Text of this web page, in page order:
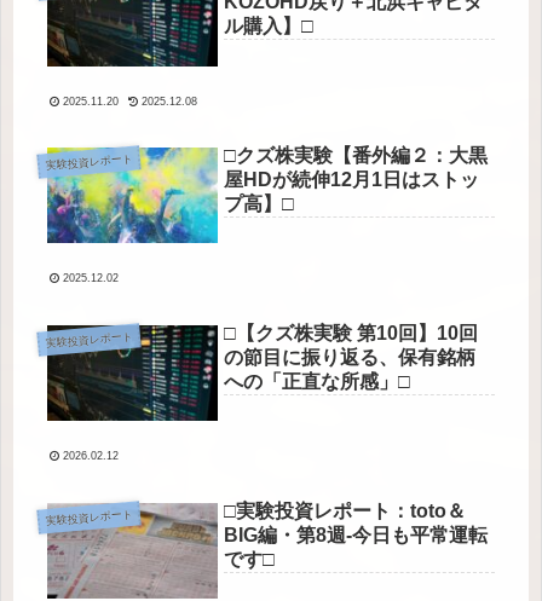
ル購入】□
2025.11.20 2025.12.08
実験投資レポート
□クズ株実験【番外編２：大黒
屋HDが続伸12月1日はストッ
プ高】□
2025.12.02
実験投資レポート
□【クズ株実験 第10回】10回
の節目に振り返る、保有銘柄
への「正直な所感」□
2026.02.12
実験投資レポート
□実験投資レポート：toto＆
BIG編・第8週-今日も平常運転
です□